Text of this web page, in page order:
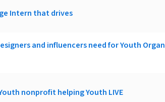
Intern that drives
and influencers need for Youth
nonprofit helping Youth LIVE